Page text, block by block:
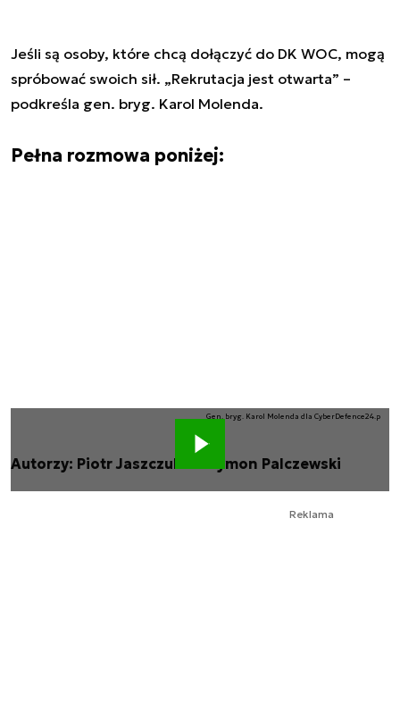
Jeśli są osoby, które chcą dołączyć do DK WOC, mogą
spróbować swoich sił. „Rekrutacja jest otwarta” –
podkreśla gen. bryg. Karol Molenda.
Pełna rozmowa poniżej:
Gen. bryg. Karol Molenda dla CyberDefence24.p
Autorzy: Piotr Jaszczuk & Szymon Palczewski
Reklama